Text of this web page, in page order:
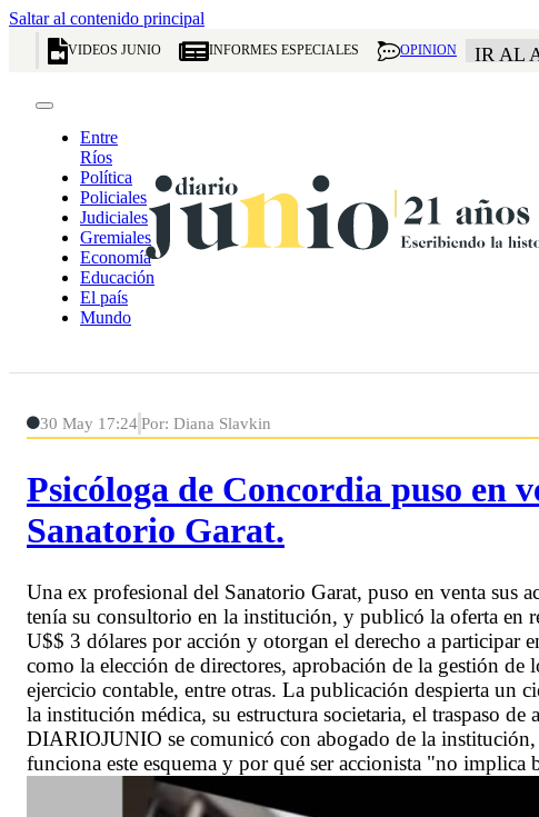
Saltar al contenido principal
VIDEOS JUNIO INFORMES ESPECIALES OPINION IR AL
Entre
Ríos
Política
Policiales
Judiciales
Gremiales
Economía
Educación
El país
Mundo
30 May 17:24Por: Diana Slavkin
Psicóloga de Concordia puso en
Sanatorio Garat.
Una ex profesional del Sanatorio Garat, puso en venta sus
tenía su consultorio en la institución, y publicó la oferta en
U$$ 3 dólares por acción y otorgan el derecho a participar
como la elección de directores, aprobación de la gestión
ejercicio contable, entre otras. La publicación despierta un
la institución médica, su estructura societaria, el traspaso de
DIARIOJUNIO se comunicó con abogado de la
funciona este esquema y por qué ser accionista "no implica